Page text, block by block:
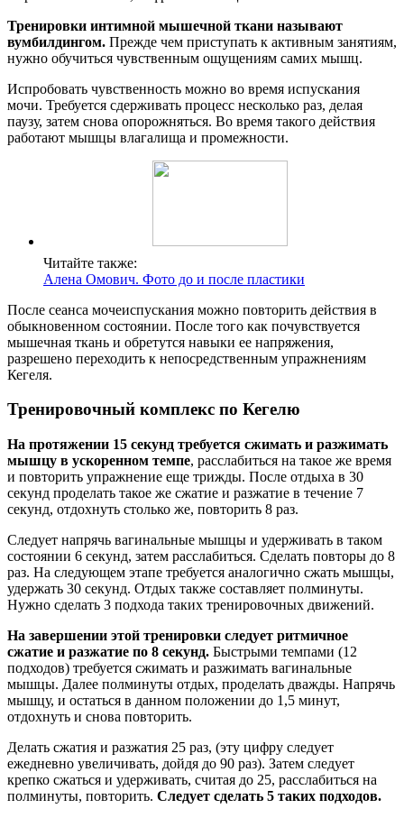
Тренировки интимной мышечной ткани называют
вумбилдингом. Прежде чем приступать к активным занятиям,
нужно обучиться чувственным ощущениям самих мышц.
Испробовать чувственность можно во время испускания
мочи. Требуется сдерживать процесс несколько раз, делая
паузу, затем снова опорожняться. Во время такого действия
работают мышцы влагалища и промежности.
Читайте также:
Алена Омович. Фото до и после пластики
После сеанса мочеиспускания можно повторить действия в
обыкновенном состоянии. После того как почувствуется
мышечная ткань и обретутся навыки ее напряжения,
разрешено переходить к непосредственным упражнениям
Кегеля.
Тренировочный комплекс по Кегелю
На протяжении 15 секунд требуется сжимать и разжимать
мышцу в ускоренном темпе, расслабиться на такое же время
и повторить упражнение еще трижды. После отдыха в 30
секунд проделать такое же сжатие и разжатие в течение 7
секунд, отдохнуть столько же, повторить 8 раз.
Следует напрячь вагинальные мышцы и удерживать в таком
состоянии 6 секунд, затем расслабиться. Сделать повторы до 8
раз. На следующем этапе требуется аналогично сжать мышцы,
удержать 30 секунд. Отдых также составляет полминуты.
Нужно сделать 3 подхода таких тренировочных движений.
На завершении этой тренировки следует ритмичное
сжатие и разжатие по 8 секунд. Быстрыми темпами (12
подходов) требуется сжимать и разжимать вагинальные
мышцы. Далее полминуты отдых, проделать дважды. Напрячь
мышцу, и остаться в данном положении до 1,5 минут,
отдохнуть и снова повторить.
Делать сжатия и разжатия 25 раз, (эту цифру следует
ежедневно увеличивать, дойдя до 90 раз). Затем следует
крепко сжаться и удерживать, считая до 25, расслабиться на
полминуты, повторить. Следует сделать 5 таких подходов.